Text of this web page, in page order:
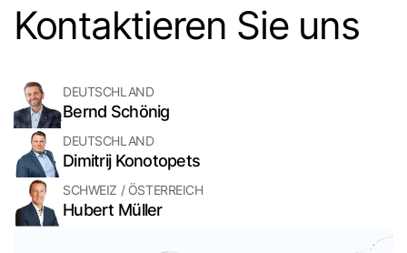
Kontaktieren Sie uns
DEUTSCHLAND
Bernd Schönig
DEUTSCHLAND
Dimitrij Konotopets
SCHWEIZ / ÖSTERREICH
Hubert Müller